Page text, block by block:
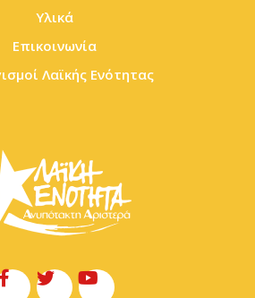
Υλικά
Επικοινωνία
Λαϊκής Ενότητας